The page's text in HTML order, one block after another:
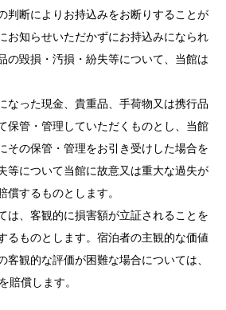
判断によりお持込みをお断りすることが
お知らせいただかずにお持込みになられ
の毀損・汚損・紛失等について、当館は
なった現金、貴重品、手荷物又は携行品
保管・管理していただくものとし、当館
その保管・管理をお引き受けした場合を
等について当館に故意又は重大な過失が
償するものとします。
は、客観的に損害額が立証されることを
るものとします。宿泊者の主観的な価値
客観的な評価が困難な場合については、
賠償します。